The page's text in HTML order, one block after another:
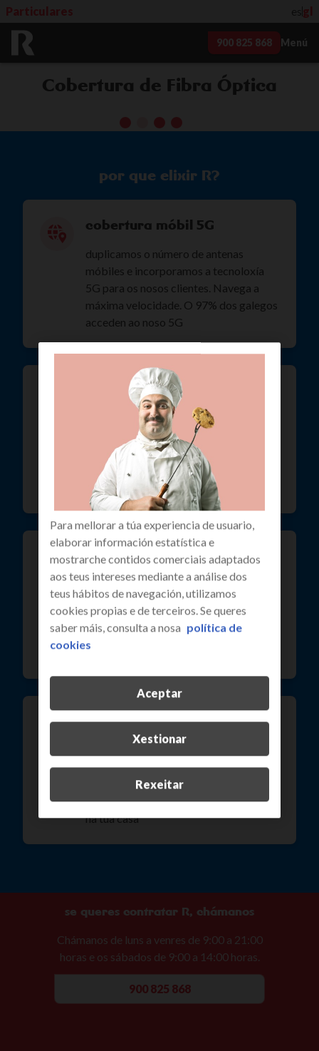
Particulares gl
900 825 868 Menú
Cobertura de Fibra Óptica
por que elixir R?
cobertura móbil 5G
duplicamos o número de antenas
móbiles e incorporamos a tecnoloxía
5G para os nosos clientes. Navega a
máxima velocidade. O 97% dos galegos
acceden ao noso 5G
a maior rede de fibra
313 concellos con cobertura. Máis de
1,7 millóns de fogares e empresas en
Galicia con acceso á nosa rede de fibra.
A rede máis rápida e moderna con Fibra
MAX.
+ de 650.000 clientes confían
en R
máis de 650.000 clientes particulares e
de empresas xa confían en nós e nas
nosas dúas décadas traballando en
Galicia. Anímaste a unirte?
unha wifi única e exclusiva
iso che ofrecemos un router con wifi 7,
co que poderás conectar ata 200
dispositivos e ter mellor cobertura wifi
na túa casa
se queres contratar R, chámanos
Chámanos de luns a venres de 9:00 a 21:00
horas e os sábados de 9:00 a 14:00 horas.
900 825 868
Para mellorar a túa experiencia de usuario,
elaborar información estatística e
mostrarche contidos comerciais adaptados
aos teus intereses mediante a análise dos
teus hábitos de navegación, utilizamos
cookies propias e de terceiros. Se queres
saber máis, consulta a nosa política de
cookies
Xestionar
Rexeitar
Aceptar